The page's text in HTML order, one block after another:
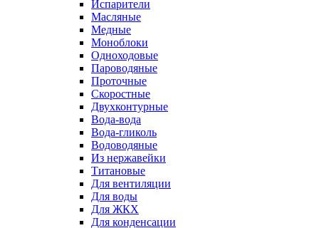
Испарители
Масляные
Медные
Моноблоки
Одноходовые
Пароводяные
Проточные
Скоростные
Двухконтурные
Вода-вода
Вода-гликоль
Водоводяные
Из нержавейки
Титановые
Для вентиляции
Для воды
Для ЖКХ
Для конденсации